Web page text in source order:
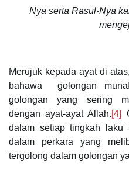
Nya serta Rasul-Nya
Merujuk kepada ayat di
bahawa golongan
golongan yang sering
dengan ayat-ayat Allah.[4]
dalam setiap tingkah laku
dalam perkara yang
tergolong dalam golongan